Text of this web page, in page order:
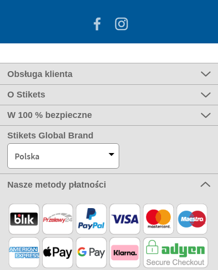
Obsługa klienta
O Stikets
W 100 % bezpieczne
Stikets Global Brand
Polska
Nasze metody płatności